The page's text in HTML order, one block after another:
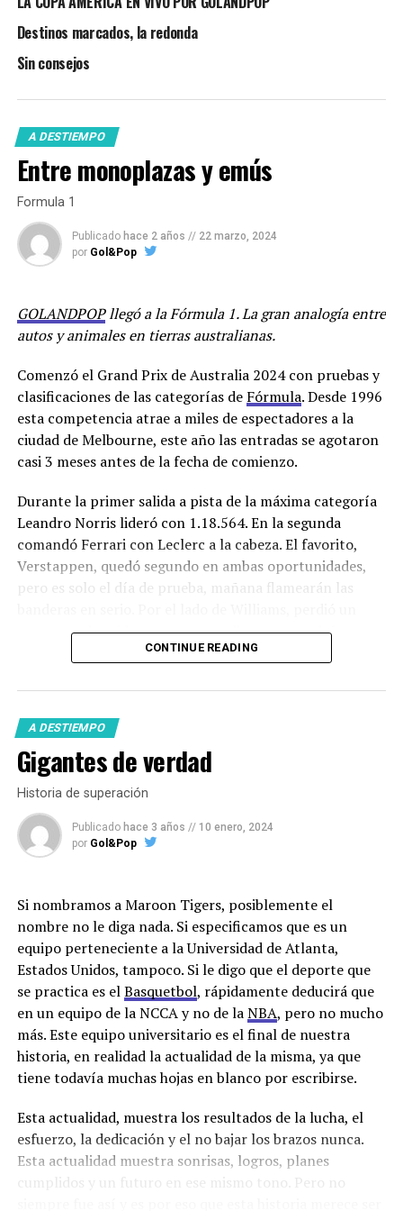
Destinos marcados, la redonda
Sin consejos
A DESTIEMPO
Entre monoplazas y emús
Formula 1
Publicado hace 2 años // 22 marzo, 2024
por Gol&Pop
GOLANDPOPllegó a la Fórmula 1. La gran analogía entre
autos y animales en tierras australianas.
Comenzó el Grand Prix de Australia 2024 con pruebas y
clasificaciones de las categorías de Fórmula. Desde 1996
esta competencia atrae a miles de espectadores a la
ciudad de Melbourne, este año las entradas se agotaron
casi 3 meses antes de la fecha de comienzo.
Durante la primer salida a pista de la máxima categoría
Leandro Norris lideró con 1.18.564. En la segunda
comandó Ferrari con Leclerc a la cabeza. El favorito,
Verstappen, quedó segundo en ambas oportunidades,
pero es solo el día de prueba, mañana flamearán las
auto tras el accidente que tuvo Albon y no podrá
En laFórmula2,Franco Colapintono tuvo el mejor
desempeño a la hora de la clasificación. El argentino
largará nuevamente desde el puesto 13.
Tierra de velocidad
Los emús son criaturas muy distintivas y conocidas por
su increíble velocidad y apariencia única. Su anatomía
de las aves más rápidas y ágiles del mundo. La fisonomía
de su cuerpo son algunas de las características que
hacen a la dinamicidad de esta ave.
Pero, ¿por qué hablamos del emú?. Bueno, allí viene la
analogía. El diseño único de los autos de Fórmula los
hace ser los animales tecnológicos más veloces. Estas
máquinas en conjunto con un equipo de especialistas en
mecánica y pilotos conforman un espectáculo de
Patas grandes como el emú, huesos livianos como el
emú, resistencia como el emú, la tecnología no es
casualidad, la naturaleza enseña al hombre a probar
CONTINUE READING
A DESTIEMPO
Gigantes de verdad
Historia de superación
Publicado hace 3 años // 10 enero, 2024
por Gol&Pop
Si nombramos a Maroon Tigers, posiblemente el
nombre no le diga nada. Si especificamos que es un
equipo perteneciente a la Universidad de Atlanta,
Estados Unidos, tampoco. Si le digo que el deporte que
se practica es elBasquetbol, rápidamente deducirá que
en un equipo de la NCCA y no de laNBA, pero no mucho
más. Este equipo universitario es el final de nuestra
historia, en realidad la actualidad de la misma, ya que
tiene todavía muchas hojas en blanco por escribirse.
Esta actualidad, muestra los resultados de la lucha, el
esfuerzo, la dedicación y el no bajar los brazos nunca.
Esta actualidad muestra sonrisas, logros, planes
cumplidos y un futuro en ese mismo tono. Pero no